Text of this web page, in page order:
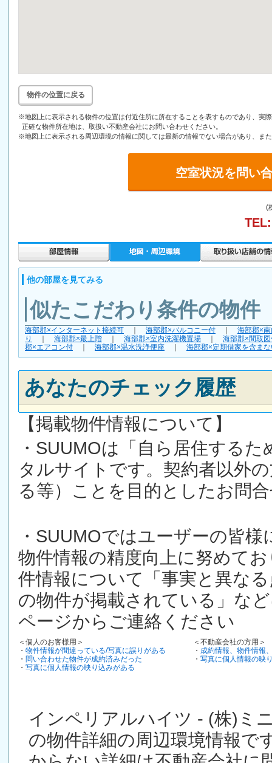
物件の位置に戻る
※地図上に表示される物件の位置は付近住所に所在することを表すものであり、実
正確な物件所在地は、取扱い不動産会社にお問い合わせください。
※地図上に表示される周辺環境の情報に関しては最新の情報でない場合があり、ま
空室状況を問い
(
他の部屋を見てみる
似たこだわり条件の物件
海部郡×インターネット接続可 海部郡×バルコニー付
海部郡×
り
海部郡×最上階 海部郡×室内洗濯機置場
海部郡×間取
郡×エアコン付
海部郡×温水洗浄便座 海部郡×定期借家を含ま
あなたのチェック履歴
【掲載物件情報について】
・SUUMOは「自ら居住する
タルサイトです。契約者以外
る等）ことを目的としたお問
・SUUMOではユーザーの皆
物件情報の精度向上に努めて
件情報について「事実と異な
の物件が掲載されている」な
ページからご連絡ください
＜個人のお客様用＞
・ 物件情報が間違っている/写真に誤りがある
・ 問い合わせた物件が成約済みだった
・ 写真に個人情報の映り込みがある
＜不動産会社の方用＞
・ 成約情報、物件情報
・ 写真に個人情報の映
インペリアルハイツ - (株)ミ
の物件詳細の周辺環境情報で